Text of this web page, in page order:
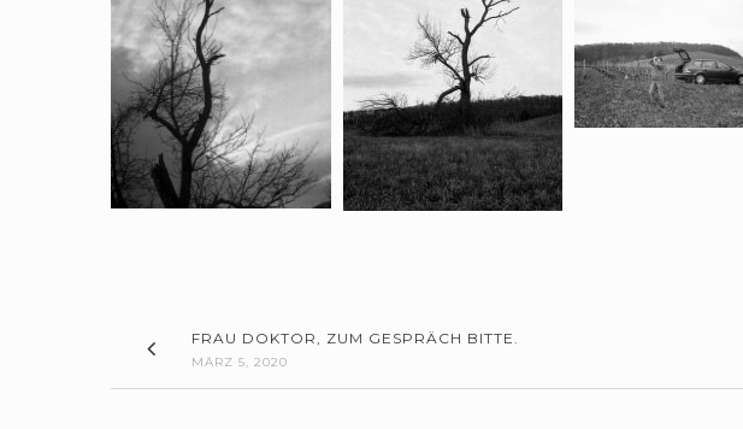
FRAU DOKTOR, ZUM GESPRÄCH BITTE.
MÄRZ 5, 2020